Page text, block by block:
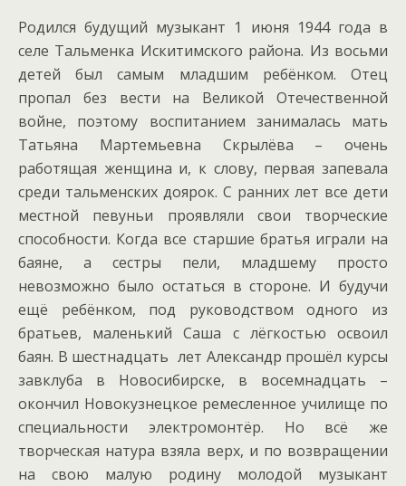
Родился будущий музыкант 1 июня 1944 года в
селе Тальменка Искитимского района. Из восьми
детей был самым младшим ребёнком. Отец
пропал без вести на Великой Отечественной
войне, поэтому воспитанием занималась мать
Татьяна Мартемьевна Скрылёва – очень
работящая женщина и, к слову, первая запевала
среди тальменских доярок. С ранних лет все дети
местной певуньи проявляли свои творческие
способности. Когда все старшие братья играли на
баяне, а сестры пели, младшему просто
невозможно было остаться в стороне. И будучи
ещё ребёнком, под руководством одного из
братьев, маленький Саша с лёгкостью освоил
баян. В шестнадцать лет Александр прошёл курсы
завклуба в Новосибирске, в восемнадцать –
окончил Новокузнецкое ремесленное училище по
специальности электромонтёр. Но всё же
творческая натура взяла верх, и по возвращении
на свою малую родину молодой музыкант